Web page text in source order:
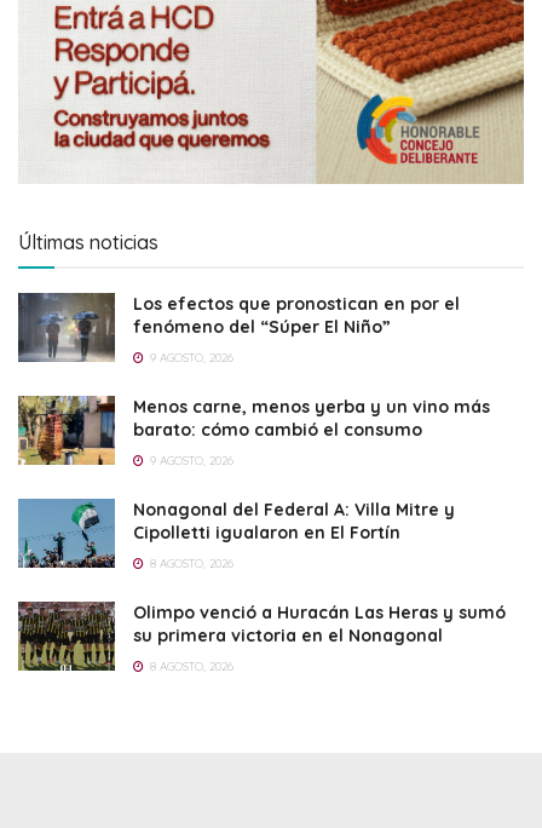
Últimas noticias
Los efectos que pronostican en por el
fenómeno del “Súper El Niño”
9 AGOSTO, 2026
Menos carne, menos yerba y un vino más
barato: cómo cambió el consumo
9 AGOSTO, 2026
Nonagonal del Federal A: Villa Mitre y
Cipolletti igualaron en El Fortín
8 AGOSTO, 2026
Olimpo venció a Huracán Las Heras y sumó
su primera victoria en el Nonagonal
8 AGOSTO, 2026